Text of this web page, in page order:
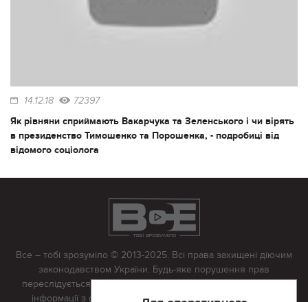
14.12.18 72397
Як рівняни сприймають Вакарчука та Зеленського і чи вірять
в президенство Тимошенко та Порошенка, - подробиці від
відомого соціолога
Все – тобі зрозуміло © 2013-2025. Всі права захищені діючим
законодавством України. Будь-яке порушення прав
переслідується в судовому порядку. Будь-яке відтворення
інформації з сайту тільки з письмово дозволу редакції.